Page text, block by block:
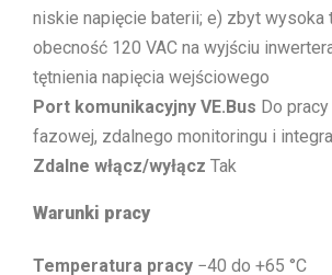
niskie napięcie baterii; e) zbyt wysoka
obecność 120 VAC na wyjściu
tętnienia napięcia wejściowego
Port komunikacyjny VE.Bus Do
fazowej, zdalnego monitoringu i
Zdalne włącz/wyłącz Tak
Warunki pracy
Temperatura pracy −40 do +65 °C